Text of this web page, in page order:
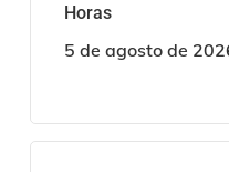
Horas
5 de agosto de